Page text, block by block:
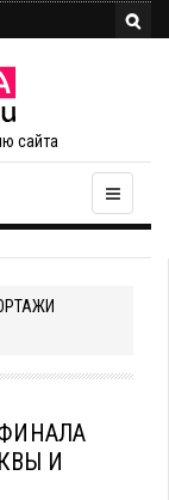
сайта
И